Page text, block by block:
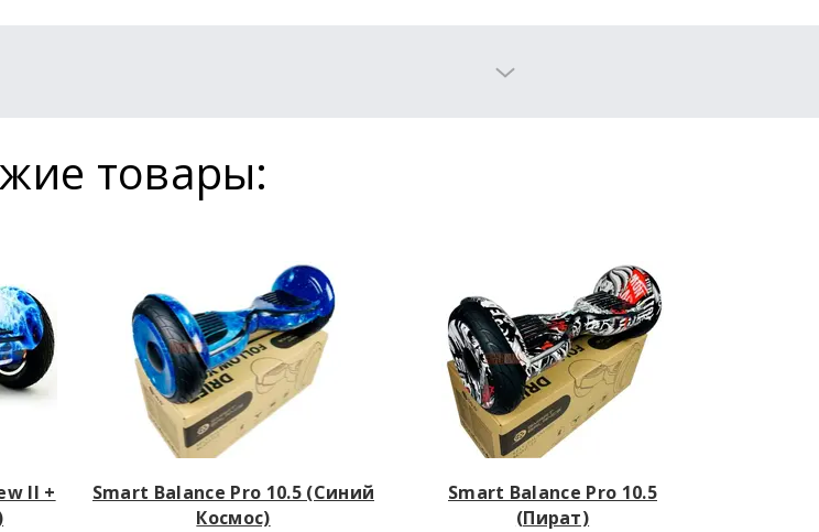
товары:
II +
Smart Balance Pro 10.5 (Синий
Космос)
Smart Balance Pro 10.5
(Пират)